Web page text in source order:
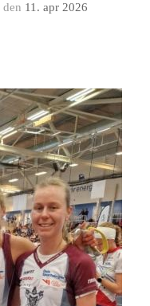
den 11. apr 2026